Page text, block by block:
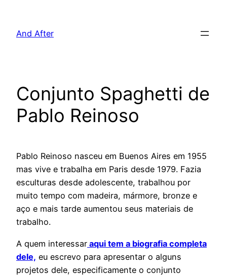
And After
Conjunto Spaghetti de
Pablo Reinoso
Pablo Reinoso nasceu em Buenos Aires em 1955
mas vive e trabalha em Paris desde 1979. Fazia
esculturas desde adolescente, trabalhou por
muito tempo com madeira, mármore, bronze e
aço e mais tarde aumentou seus materiais de
trabalho.
A quem interessar aqui tem a biografia completa
dele, eu escrevo para apresentar o alguns
projetos dele, especificamente o conjunto